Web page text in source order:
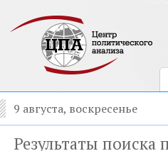
9 августа, воскресенье
Результаты поиска